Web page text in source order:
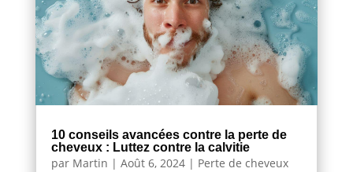
10 conseils avancées contre la perte de
cheveux : Luttez contre la calvitie
par Martin | Août 6, 2024| Perte de cheveux